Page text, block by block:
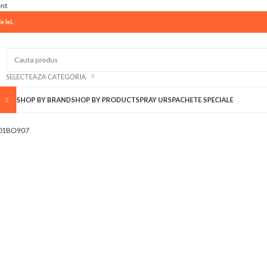
11 August - 18 August,magazinul KPRO este inchis.
multumim pentru
lei.
SELECTEAZA CATEGORIA
SHOP BY BRANDSHOP BY PRODUCTSPRAY URSPACHETE SPECIALE